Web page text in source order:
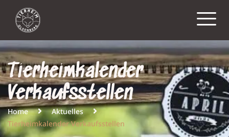
Tierheimkalender
Verkaufsstellen
Home
Aktuelles
Tierheimkalender Verkaufsstellen